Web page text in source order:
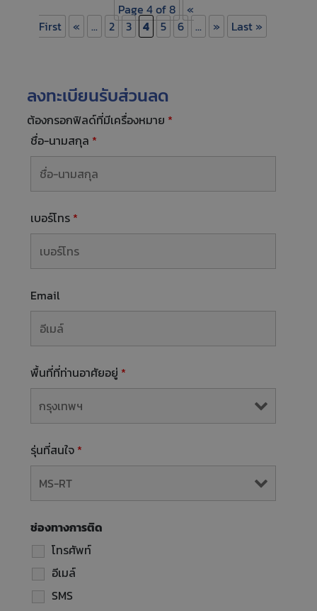
Page 4 of 8
«
First
« ... 2 3 4 5 6 ... » Last »
ลงทะเบียนรับส่วนลด
ต้องกรอกฟิลด์ที่มีเครื่องหมาย *
ชื่อ-นามสกุล *
เบอร์โทร *
Email
พื้นที่ที่ท่านอาศัยอยู่ *
รุ่นที่สนใจ *
ช่องทางการติด
โทรศัพท์
อีเมล์
SMS